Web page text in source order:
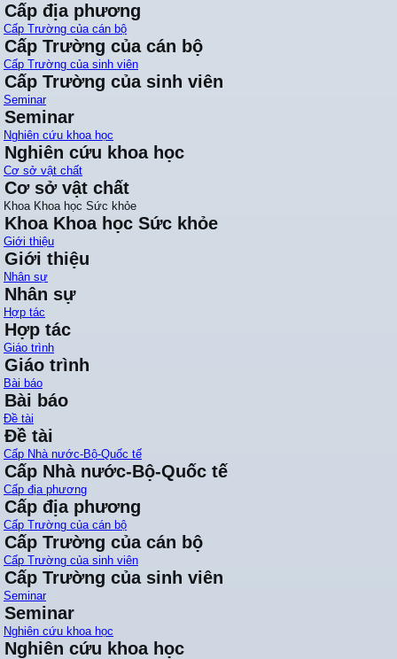
Cấp địa phương
Cấp Trường của cán bộ
Cấp Trường của cán bộ
Cấp Trường của sinh viên
Cấp Trường của sinh viên
Seminar
Seminar
Nghiên cứu khoa học
Nghiên cứu khoa học
Cơ sở vật chất
Cơ sở vật chất
Khoa Khoa học Sức khỏe
Khoa Khoa học Sức khỏe
Giới thiệu
Giới thiệu
Nhân sự
Nhân sự
Hợp tác
Hợp tác
Giáo trình
Giáo trình
Bài báo
Bài báo
Đề tài
Đề tài
Cấp Nhà nước-Bộ-Quốc tế
Cấp Nhà nước-Bộ-Quốc tế
Cấp địa phương
Cấp địa phương
Cấp Trường của cán bộ
Cấp Trường của cán bộ
Cấp Trường của sinh viên
Cấp Trường của sinh viên
Seminar
Seminar
Nghiên cứu khoa học
Nghiên cứu khoa học